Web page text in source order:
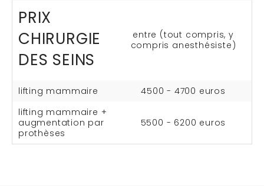
PRIX
CHIRURGIE
DES SEINS
entre (tout compris, y
compris anesthésiste)
lifting mammaire
4500 - 4700 euros
lifting mammaire +
augmentation par
prothèses
5500 - 6200 euros